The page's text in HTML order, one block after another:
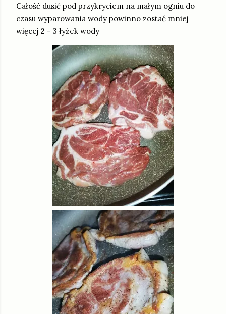
Całość dusić pod przykryciem na małym ogniu do
czasu wyparowania wody powinno zostać mniej
więcej 2 - 3 łyżek wody